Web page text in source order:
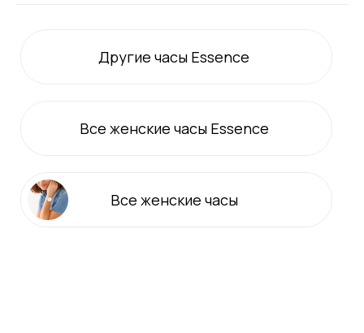
Другие часы Essence
Все женские часы Essence
Все женские часы